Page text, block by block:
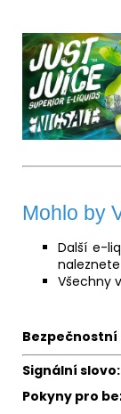
Mohlo by
Další e-
naleznete
Všechny
Signální slovo:
Pokyny pro